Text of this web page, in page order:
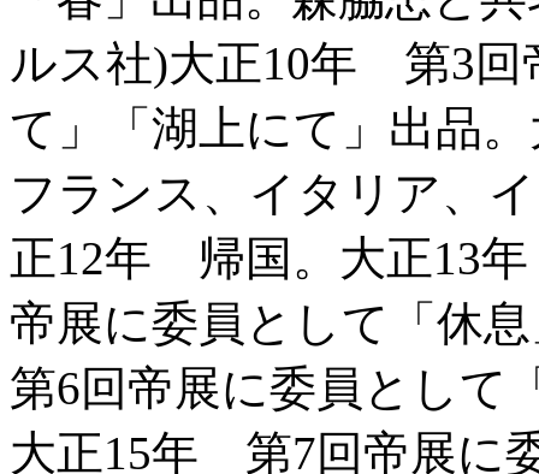
ルス社)大正10年 第3回
て」「湖上にて」出品
フランス、イタリア、
正12年 帰国。大正13
帝展に委員として「休
第6回帝展に委員として
大正15年 第7回帝展に